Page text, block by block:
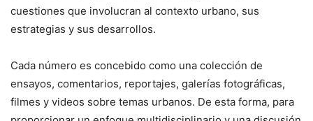
cuestiones que involucran al contexto urbano, sus
estrategias y sus desarrollos.
Cada número es concebido como una colección de
ensayos, comentarios, reportajes, galerías fotográficas,
filmes y videos sobre temas urbanos. De esta forma, para